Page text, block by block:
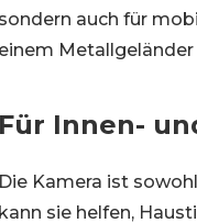
sondern auch für
einem
Für Innen-
Die Kamera ist
kann sie helfen,